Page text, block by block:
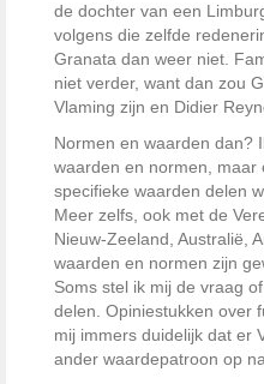
de dochter van een
volgens die zelfde
Granata dan weer niet.
niet verder, want dan zou
Vlaming zijn en Didier
Normen en waarden dan?
waarden en normen, maar
specifieke waarden delen
Meer zelfs, ook met de
Nieuw-Zeeland, Australië,
waarden en normen zijn
Soms stel ik mij de vraag
delen. Opiniestukken over
mij immers duidelijk dat er
ander waardepatroon op